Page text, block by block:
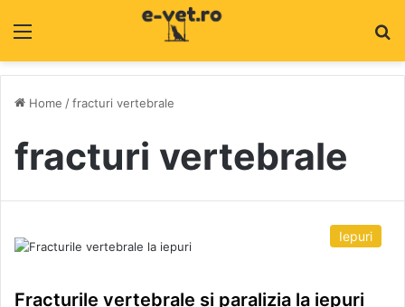
Home /fracturi vertebrale
fracturi vertebrale
Iepuri
Fracturile vertebrale si paralizia la iepuri